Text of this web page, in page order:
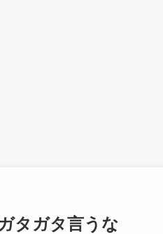
タガタ言うな